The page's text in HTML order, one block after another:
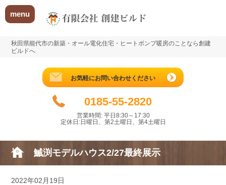
秋田県能代市の新築・オール電化住宅・ヒートポンプ暖房のことなら創建
ビルドへ
お気軽にお問い合わせください
0185-55-2820
営業時間: 平日8:30～17:30
定休日:日曜日、第2土曜日、第4土曜日
menu
鰄渕モデルハウス2/27最終展示
2022年02月19日